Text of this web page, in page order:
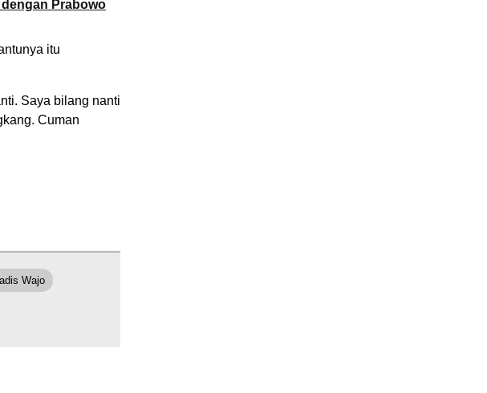
Prabowo
itu
Saya bilang nanti
Cuman
Wajo